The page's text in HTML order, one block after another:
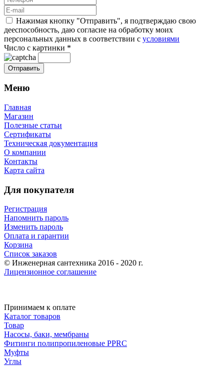
Нажимая кнопку "Отправить", я подтверждаю свою
дееспособность, даю согласие на обработку моих
персональных данных в соответствии с условиями
Число с картинки *
Меню
Главная
Магазин
Полезные статьи
Сертификаты
Техническая документация
О компании
Контакты
Карта сайта
Для покупателя
Регистрация
Напомнить пароль
Изменить пароль
Оплата и гарантии
Корзина
Список заказов
© Инженерная сантехника 2016 - 2020 г.
Лицензионное соглашение
Принимаем к оплате
Каталог товаров
Товар
Насосы, баки, мембраны
Фитинги полипропиленовые PPRC
Муфты
Углы